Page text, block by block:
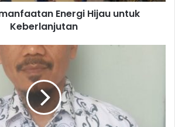
Energi Hijau untuk
Keberlanjutan